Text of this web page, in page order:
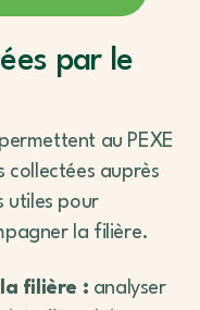
par le
au PEXE
auprès
utiles pour
la filière.
filière : analyser